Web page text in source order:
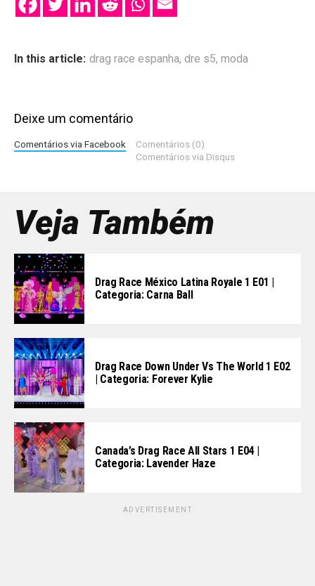
In this article: drag race espanha, dre s5, moda
Deixe um comentário
Comentários via Facebook
Comentários (0)
Comentários via Disqus
Veja Também
Drag Race México Latina Royale 1 E01 |
Categoria: Carna Ball
Drag Race Down Under Vs The World 1 E02
| Categoria: Forever Kylie
Canada’s Drag Race All Stars 1 E04 |
Categoria: Lavender Haze
ADVERTISEMENT